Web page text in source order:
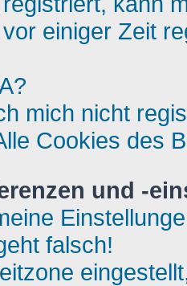
einiger Zeit
mich nicht
Cookies des
und -
falsch!